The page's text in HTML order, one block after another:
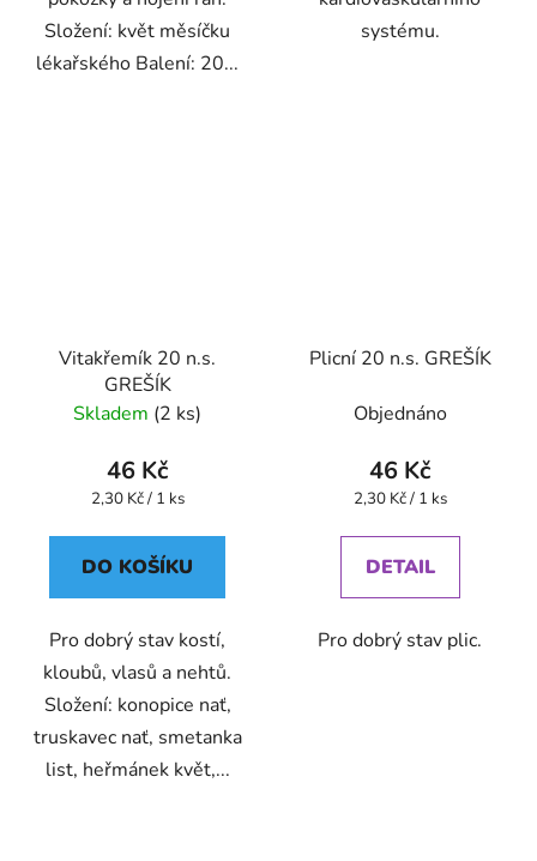
Složení: květ měsíčku
lékařského Balení: 20...
systému.
Vitakřemík 20 n.s.
GREŠÍK
Skladem (2 ks)
46 Kč
Měrná
2,30 Kč / 1 ks
DO KOŠÍKU
Pro dobrý stav kostí,
kloubů, vlasů a nehtů.
Složení: konopice nať,
truskavec nať, smetanka
list, heřmánek květ,...
Plicní 20 n.s. GREŠÍK
Objednáno
46 Kč
Měrná
2,30 Kč / 1 ks
DETAIL
Pro dobrý stav plic.